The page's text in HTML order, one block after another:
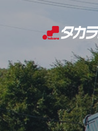
ン
ツ
へ
ス
キ